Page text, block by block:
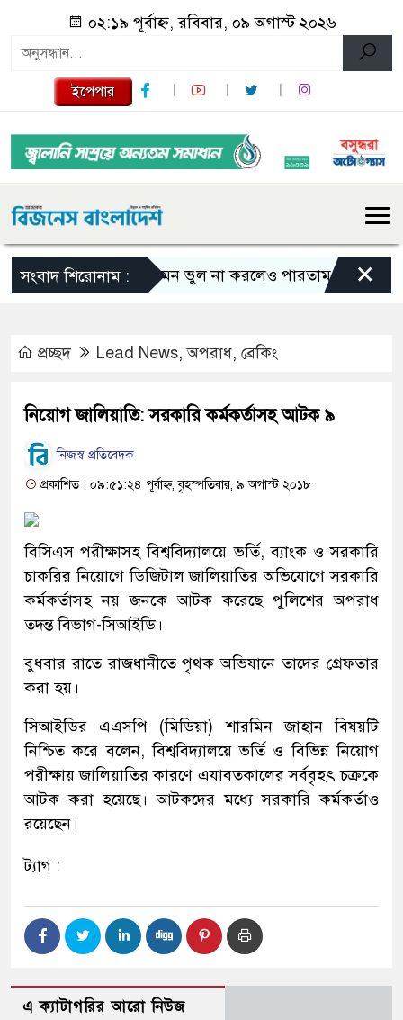
০২:১৯ পূর্বাহ্ন, রবিবার, ০৯ অগাস্ট ২০২৬
ইপেপার
সংবাদ শিরোনাম :এমন ভুল না করলেও পারতাম : শাকিব খান
×
প্রচ্ছদ Lead News,অপরাধ, ব্রেকিং
নিয়োগ জালিয়াতি: সরকারি কর্মকর্তাসহ আটক ৯
নিজস্ব প্রতিবেদক
প্রকাশিত : ০৯:৫১:২৪ পূর্বাহ্ন, বৃহস্পতিবার, ৯ অগাস্ট ২০১৮
বিসিএস পরীক্ষাসহ বিশ্ববিদ্যালয়ে ভর্তি, ব্যাংক ও সরকারি
চাকরির নিয়োগে ডিজিটাল জালিয়াতির অভিযোগে সরকারি
কর্মকর্তাসহ নয় জনকে আটক করেছে পুলিশের অপরাধ
তদন্ত বিভাগ-সিআইডি।
বুধবার রাতে রাজধানীতে পৃথক অভিযানে তাদের গ্রেফতার
করা হয়।
সিআইডির এএসপি (মিডিয়া) শারমিন জাহান বিষয়টি
নিশ্চিত করে বলেন, বিশ্ববিদ্যালয়ে ভর্তি ও বিভিন্ন নিয়োগ
পরীক্ষায় জালিয়াতির কারণে এযাবতকালের সর্ববৃহৎ চক্রকে
আটক করা হয়েছে। আটকদের মধ্যে সরকারি কর্মকর্তাও
রয়েছেন।
ট্যাগ :
এ ক্যাটাগরির আরো নিউজ